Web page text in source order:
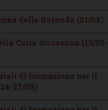
della Rotonda (01/08)
Curia diocesana (13/08-
di formazione per il
27/08)